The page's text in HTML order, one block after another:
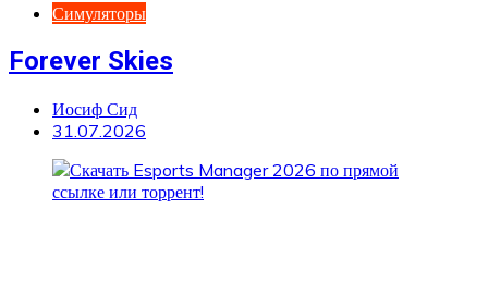
Симуляторы
Forever Skies
Иосиф Сид
31.07.2026